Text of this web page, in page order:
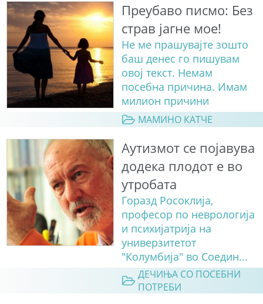
Преубаво писмо: Без
страв јагне мое!
Не ме прашувајте зошто
баш денес го пишувам
овој текст. Немам
посебна причина. Имам
милион причини
МАМИНО КАТЧЕ
Аутизмот се појавува
додека плодот е во
утробата
Горазд Росоклија,
професор по неврологија
и психијатрија на
универзитетот
"Колумбија" во Соедин...
ДЕЧИЊА СО ПОСЕБНИ
ПОТРЕБИ